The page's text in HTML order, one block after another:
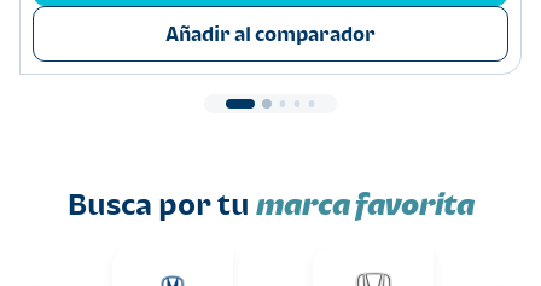
Añadir al comparador
Busca por tu marca favorita